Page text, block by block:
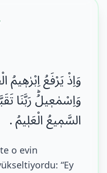
وَاِذْ یَرْفَعُ
وَاِسْمٰعٖیلُؕ رَبَّنَا
السَّمٖیعُ الْعَلٖیمُ .
o evin
“Ey